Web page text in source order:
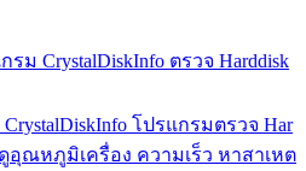
รม CrystalDiskInfo ตรวจ Harddisk
โปรแกรมตรวจ Har
อุณหภูมิเครื่อง ความเร็ว หาสาเหต